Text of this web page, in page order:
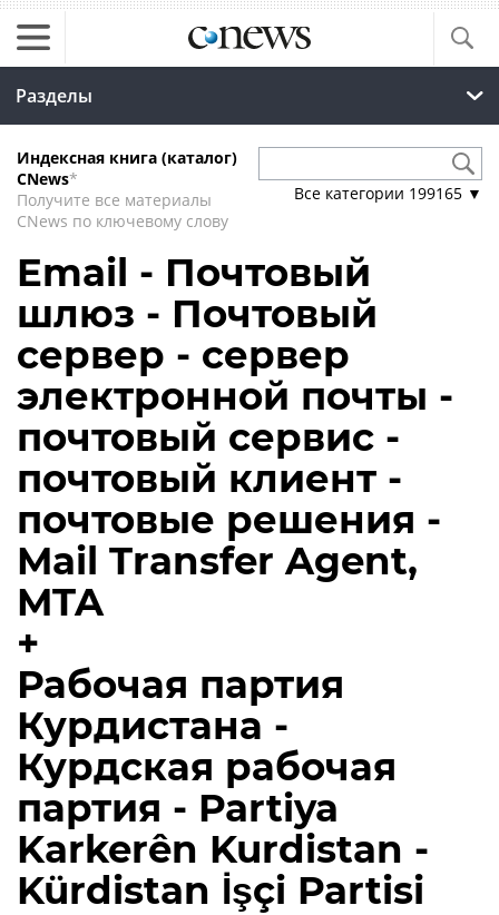
Разделы
Индексная книга (каталог)
CNews*
Получите все материалы
CNews по ключевому слову
Все категории 199165 ▼
Email - Почтовый
шлюз - Почтовый
сервер - сервер
электронной почты -
почтовый сервис -
почтовый клиент -
почтовые решения -
Mail Transfer Agent,
MTA
+
Рабочая партия
Курдистана -
Курдская рабочая
партия - Partiya
Karkerên Kurdistan -
Kürdistan İşçi Partisi